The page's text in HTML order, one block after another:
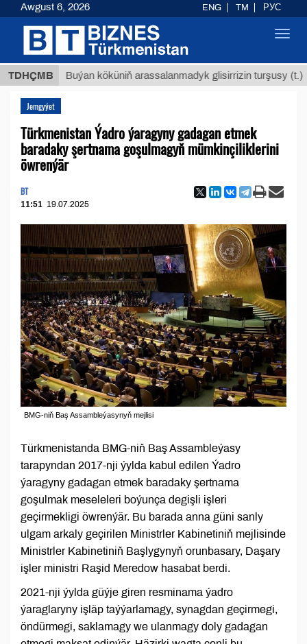
TDHÇMB
Buýan köküniň arassalanmadyk glisirrizin turşusy (t.)
Jemgyýet
Türkmenistan Ýadro ýaragyny gadagan etmek
baradaky şertnama goşulmagyň mümkinçiliklerini
öwrenýär
BT
11:51 19.07.2025
BMG-niň Baş Assambleýasynyň mejlisi
Türkmenistanda BMG-niň Baş Assambleýasy
tarapyndan 2017-nji ýylda kabul edilen Ýadro
ýaragyny gadagan etmek baradaky şertnama
goşulmak meseleleri boýunça degişli işleri
geçirmekligi öwrenýär. Bu barada anna güni sanly
ulgam arkaly geçirilen Ministrler Kabinetiniň mejlisinde
Ministrler Kabinetiniň Başlygynyň orunbasary, Daşary
işler ministri Raşid Meredow hasabat berdi.
2021-nji ýylda güýje giren resminama ýadro
ýaraglaryny işläp taýýarlamagy, synagdan geçirmegi,
öndürmegi, saklamagy we ulanmagy doly gadagan
Awgust 6, 2026 ENG TM РУС